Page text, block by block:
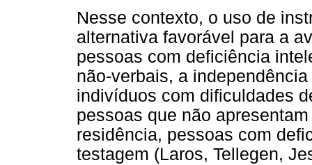
Nesse contexto, o uso de
alternativa favorável para a
pessoas com deficiência
não-verbais, a
indivíduos com dificuldades
pessoas que não
residência, pessoas com
testagem (Laros, Tellegen,